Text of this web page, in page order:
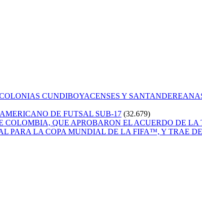
CUNDIBOYACENSES Y
DE FUTSAL SUB-17 (32.679)
QUE APROBARON EL ACUERDO DE LA
PARA LA COPA MUNDIAL DE LA FIFA™, Y TRAE